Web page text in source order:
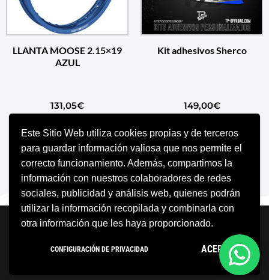
Este Sitio Web utiliza cookies propias y de terceros
para guardar información valiosa que nos permite el
correcto funcionamiento. Además, compartimos la
información con nuestros colaboradores de redes
sociales, publicidad y análisis web, quienes podrán
utilizar la información recopilada y combinarla con
otra información que les haya proporcionado.
CONFIGURACIÓN DE PRIVACIDAD ACEPTO
LLANTA MOOSE 2.15×19
AZUL
131,05€
AÑADIR AL CARRITO
Kit adhesivos Sherco
149,00€
AÑADIR AL CARRITO
Neve | Funciona gracias a WordPress
Condiciones Generales